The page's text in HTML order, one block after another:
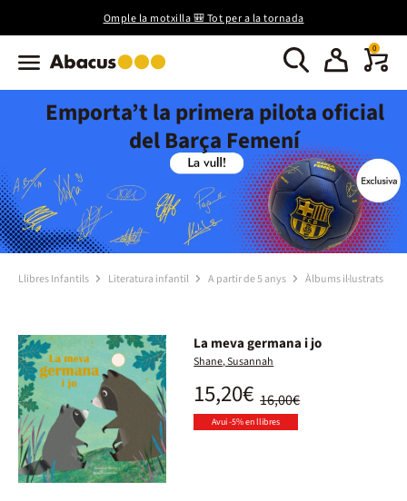
Omple la motxilla 🎒 Tot per a la tornada
0
Emporta’t la primera pilota oficial
del Barça Femení
Llibres Infantils Literatura infantil A partir de 5 anys Àlbums il·lustrats
La meva germana i jo
Shane, Susannah
16,00€
15,20€
Avui -5% en llibres